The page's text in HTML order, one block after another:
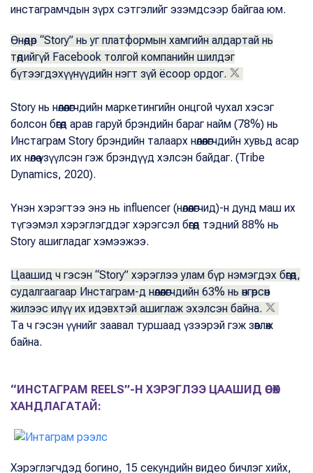
инстаграмчдын зүрх сэтгэлийг эзэмдсээр байгаа юм.
Өнөөдөр “Story” нь уг платформын хамгийн алдартай нь
төдийгүй Facebook толгой компанийн шилдэг
бүтээгдэхүүнүүдийн нэгт зүй ёсоор ордог.
Story нь нөлөөлөгчдийн маркетингийн онцгой чухал хэсэг
болсон бөгөөд арав гаруй брэндийн бараг найм (78%) нь
Инстаграм Story брэндийн талаарх нөлөөлөгчдийн хувьд асар
их нөлөө үзүүлсэн гэж брэндүүд хэлсэн байдаг. (Tribe
Dynamics, 2020).
Үнэн хэрэгтээ энэ нь influencer (нөлөөлөгчид)-н дунд маш их
түгээмэл хэрэглэгддэг хэрэгсэл бөгөөд тэдний 88% нь
Storу ашигладаг хэмээжээ.
Цаашид ч гэсэн “Storу” хэрэглээ улам бүр нэмэгдэх бөгөөд,
судалгаагаар Инстаграм-д нөлөөлөгчдийн 63% нь өнгөрсөн
жилээс илүү их идэвхтэй ашиглаж эхэлсэн байна.
Та ч гэсэн үүнийг заавал туршаад үзээрэй гэж зөвлөж
байна.
“ИНСТАГРАМ REELS”-Н ХЭРЭГЛЭЭ ЦААШИД ӨСӨХ
ХАНДЛАГАТАЙ:
Хэрэглэгчдэд богино, 15 секундийн видео бичлэг хийх,